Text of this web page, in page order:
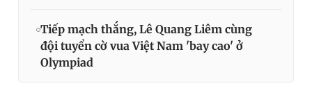
Tiếp mạch thắng, Lê Quang Liêm cùng
đội tuyển cờ vua Việt Nam 'bay cao' ở
Olympiad